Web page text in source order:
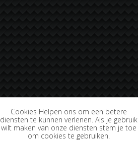
Cookies Helpen ons om een betere
diensten te kunnen verlenen. Als je gebruik
wilt maken van onze diensten stem je toe
om cookies te gebruiken.